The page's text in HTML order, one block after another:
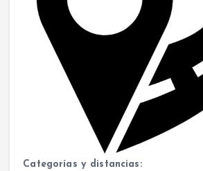
Categorías y distancias: